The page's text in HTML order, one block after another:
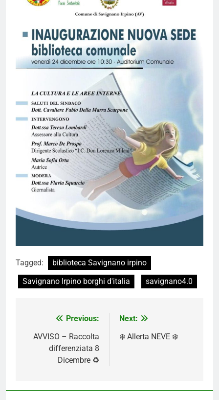
Tagged:
biblioteca Savignano irpino
Savignano Irpino borghi d'italia
savignano4.0
NavigazionePrevious:
AVVISO – Raccolta
differenziata 8
Dicembre ♻️
Next:
❄️ Allerta NEVE ❄️